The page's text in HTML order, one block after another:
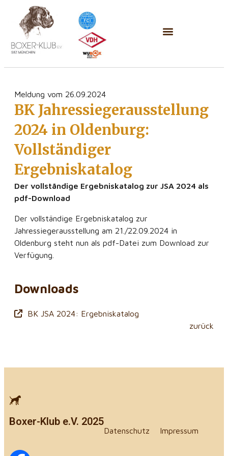
zurück
Meldung vom 26.09.2024
BK Jahressiegerausstellung
2024 in Oldenburg:
Vollständiger
Ergebniskatalog
Der vollständige Ergebniskatalog zur JSA 2024 als
pdf-Download
Der vollständige Ergebniskatalog zur
Jahressiegerausstellung am 21./22.09.2024 in
Oldenburg steht nun als pdf-Datei zum Download zur
Verfügung.
Downloads
BK JSA 2024: Ergebniskatalog
Boxer-Klub e.V. 2025
Datenschutz Impressum